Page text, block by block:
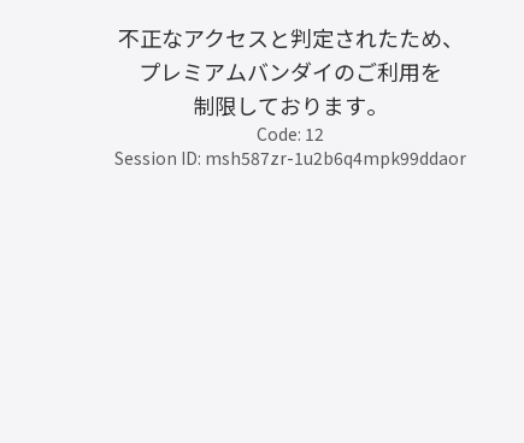
不正なアクセスと判定されたため、
プレミアムバンダイのご利用を
制限しております。
Code: 12
Session ID: msh587zr-1u2b6q4mpk99ddaor